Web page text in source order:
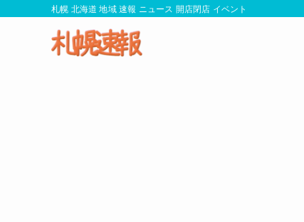
札幌 北海道 地域 速報 ニュース 開店閉店 イベント